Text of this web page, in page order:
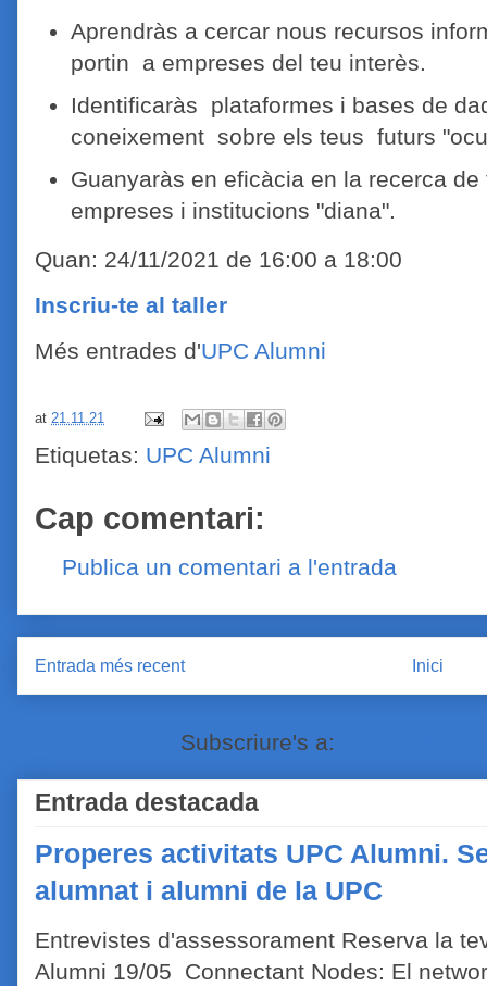
Aprendràs a cercar nous recursos
portin a empreses del teu interès.
Identificaràs plataformes i bases de
coneixement sobre els teus futurs
Guanyaràs en eficàcia en la recerca
empreses i institucions "diana".
Quan: 24/11/2021 de 16:00 a 18:00
Inscriu-te al taller
Més entrades d'UPC Alumni
at 21.11.21
Etiquetas: UPC Alumni
Cap comentari:
Publica un comentari a l'entrada
Entrada més recent Inici
Subscriure's a:
Entrada destacada
Properes activitats UPC Alumni.
alumnat i alumni de la UPC
Entrevistes d'assessorament Reserva la
Alumni 19/05 Connectant Nodes: El